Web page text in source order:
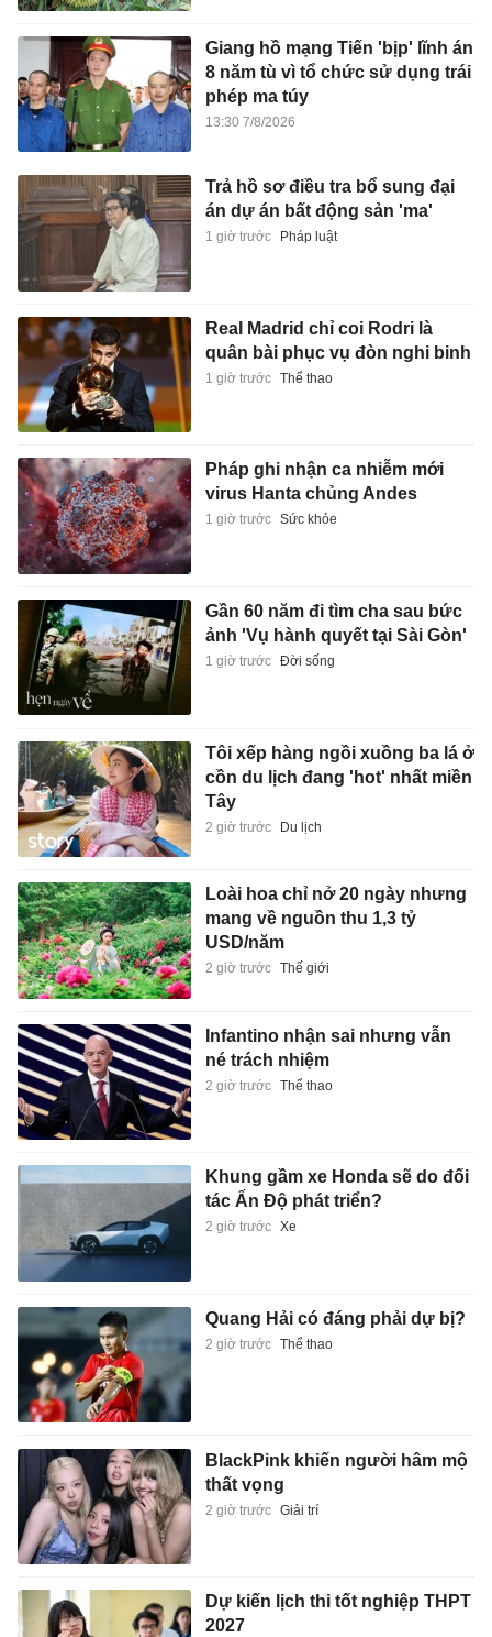
Giang hồ mạng Tiến 'bịp' lĩnh án
8 năm tù vì tổ chức sử dụng trái
phép ma túy
13:30 7/8/2026
Trả hồ sơ điều tra bổ sung đại
án dự án bất động sản 'ma'
1 giờ trước Pháp luật
Real Madrid chỉ coi Rodri là
quân bài phục vụ đòn nghi binh
1 giờ trước Thể thao
Pháp ghi nhận ca nhiễm mới
virus Hanta chủng Andes
1 giờ trước Sức khỏe
Gần 60 năm đi tìm cha sau bức
ảnh 'Vụ hành quyết tại Sài Gòn'
1 giờ trước Đời sống
Tôi xếp hàng ngồi xuồng ba lá ở
cồn du lịch đang 'hot' nhất miền
Tây
2 giờ trước Du lịch
Loài hoa chỉ nở 20 ngày nhưng
mang về nguồn thu 1,3 tỷ
USD/năm
2 giờ trước Thế giới
Infantino nhận sai nhưng vẫn
né trách nhiệm
2 giờ trước Thể thao
Khung gầm xe Honda sẽ do đối
tác Ấn Độ phát triển?
2 giờ trước Xe
Quang Hải có đáng phải dự bị?
2 giờ trước Thể thao
BlackPink khiến người hâm mộ
thất vọng
2 giờ trước Giải trí
Dự kiến lịch thi tốt nghiệp THPT
2027